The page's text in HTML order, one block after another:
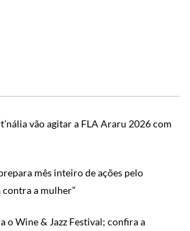
vão agitar a FLA Araru 2026 com
mês inteiro de ações pelo
a mulher”
o Wine & Jazz Festival; confira a